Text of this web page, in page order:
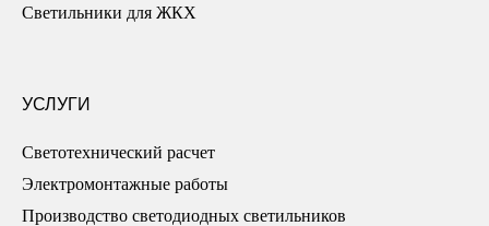
Светильники для ЖКХ
УСЛУГИ
Светотехнический расчет
Электромонтажные работы
Производство светодиодных светильников